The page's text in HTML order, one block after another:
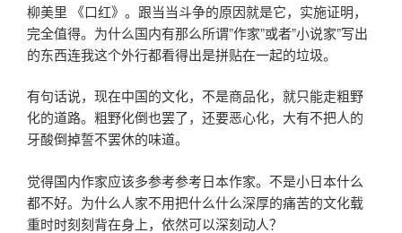
柳美里 《口红》。跟当当斗争的原因就是它，实施证明，
完全值得。为什么国内有那么所谓”作家”或者”小说家”写出
的东西连我这个外行都看得出是拼贴在一起的垃圾。
有句话说，现在中国的文化，不是商品化，就只能走粗野
化的道路。粗野化倒也罢了，还要恶心化，大有不把人的
牙酸倒掉誓不罢休的味道。
觉得国内作家应该多参考参考日本作家。不是小日本什么
都不好。为什么人家不用把什么什么深厚的痛苦的文化载
重时时刻刻背在身上，依然可以深刻动人？